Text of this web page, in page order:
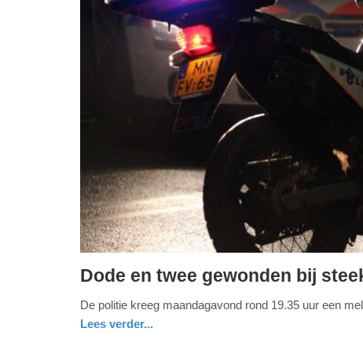
1.
juni
Dode en twee gewonden bij
De politie kreeg maandagavond rond 19.35 uur een
Lees verder...